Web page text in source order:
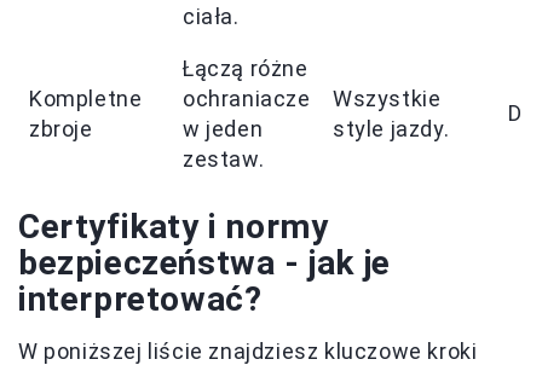
ciała.
Kompletne
zbroje
Łączą różne
ochraniacze
w jeden
zestaw.
Wszystkie
style jazdy.
Certyfikaty i normy
bezpieczeństwa - jak je
interpretować?
W poniższej liście znajdziesz kluczowe kroki